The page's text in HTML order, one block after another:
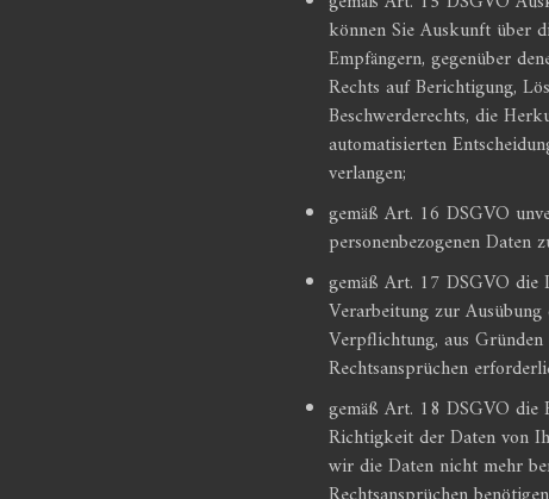
können Sie Auskunft über
Empfängern, gegenüber
Rechts auf Berichtigung,
Beschwerderechts, die
automatisierten
verlangen;
gemäß Art. 16 DSGVO
personenbezogenen Daten
gemäß Art. 17 DSGVO die
Verarbeitung zur
Verpflichtung, aus
Rechtsansprüchen
gemäß Art. 18 DSGVO die
Richtigkeit der Daten von
wir die Daten nicht mehr